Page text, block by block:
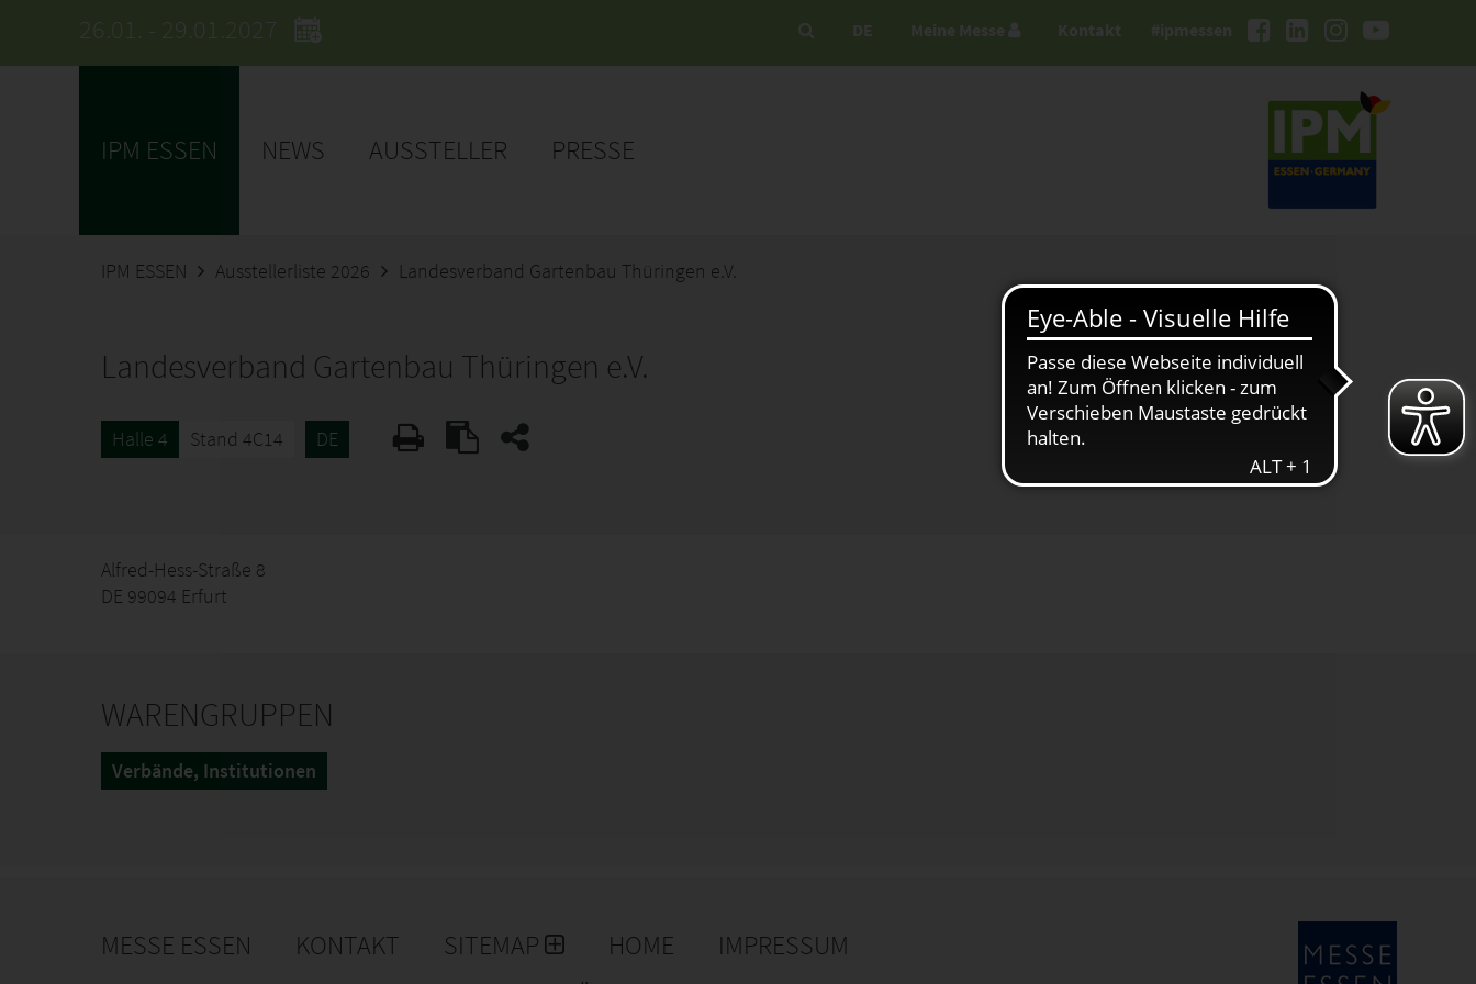
26.01. - 29.01.2027 #ipmessen
DE Meine Messe Kontakt
IPM ESSEN NEWS AUSSTELLER PRESSE
IPM ESSEN Ausstellerliste 2026 Landesverband Gartenbau Thüringen e.V.
Landesverband Gartenbau Thüringen e.V.
Halle 4 Stand 4C14 DE
Alfred-Hess-Straße 8
DE 99094 Erfurt
WARENGRUPPEN
Verbände, Institutionen
MESSE ESSEN KONTAKT SITEMAP HOME
IMPRESSUM